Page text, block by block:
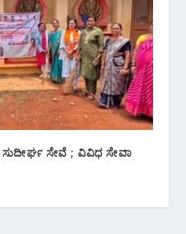
ಸೇವೆ ; ವಿವಿಧ ಸೇವಾ